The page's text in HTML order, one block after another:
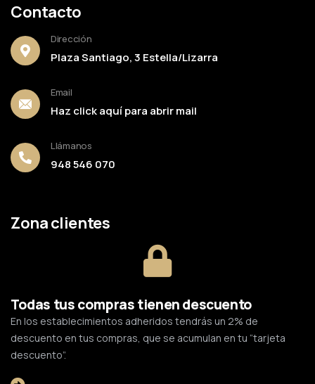
Contacto
Dirección
Plaza Santiago, 3 Estella/Lizarra
Email
Haz click aquí para abrir mail
Llámanos
948 546 070
Zona clientes
Todas tus compras tienen descuento
En los establecimientos adheridos tendrás un 2% de
descuento en tus compras, que se acumulan en tu “tarjeta
descuento”.